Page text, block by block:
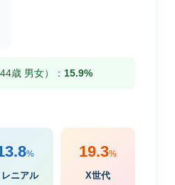
歳 男女）： 15.9%
%
レニアル
19.3%
X世代